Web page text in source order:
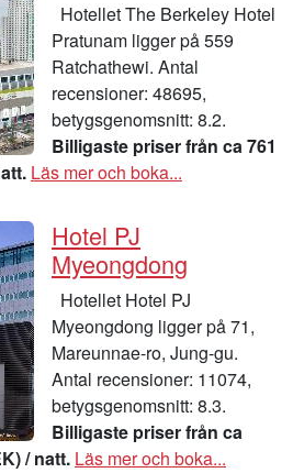
Hotellet The Berkeley Hotel
Pratunam ligger på 559
Ratchathewi. Antal
recensioner: 48695,
betygsgenomsnitt: 8.2.
Billigaste priser från ca 761
Läs mer och boka...
Hotel PJ
Myeongdong
Hotellet Hotel PJ
Myeongdong ligger på 71,
Mareunnae-ro, Jung-gu.
Antal recensioner: 11074,
betygsgenomsnitt: 8.3.
Billigaste priser från ca
/ natt. Läs mer och boka...